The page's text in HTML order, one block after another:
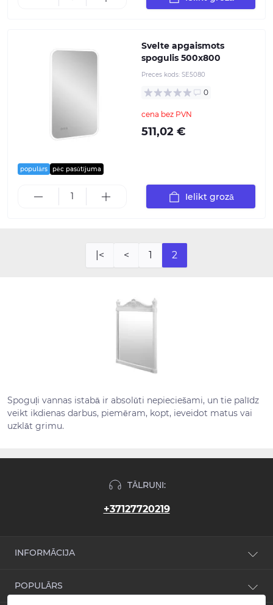
populārs pēc pasūtījuma
Svelte apgaismots
spogulis 500x800
Preces kods: SE5080
0
cena bez PVN
511,02 €
Ielikt grozā
|< < 1 2
Spoguļi vannas istabā ir absolūti nepieciešami, un tie palīdz
veikt ikdienas darbus, piemēram, kopt, ieveidot matus vai
uzklāt grimu.
TĀLRUŅI:
+37127720219
INFORMĀCIJA
Atsauksmes
POPULĀRS